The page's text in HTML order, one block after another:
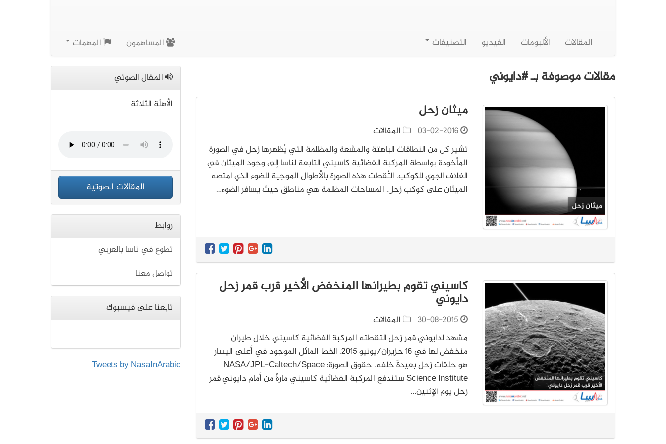
المقالات الألبومات الفيديو التصنيفات المساهمون المهمات
مقالات موصوفة بـ #دايوني
ميثان زحل
03-02-2016
المقالات
تشير كل من النطاقات الباهتة والمشعة والمظلمة التي يُظهرها زحل في الصورة
المأخوذة بواسطة المركبة الفضائية كاسيني التابعة لناسا إلى وجود الميثان في
الغلاف الجوي للكوكب. التُقطت هذه الصورة بالأطوال الموجية للضوء الذي امتصه
الميثان على كوكب زحل. المساحات المظلمة هي مناطق حيث يسافر الضوء…
كاسيني تقوم بطيرانها المنخفض الأخير قرب قمر زحل
دايوني
30-08-2015
المقالات
مشهد لدايوني قمرِ زحل التقطته المركبة الفضائية كاسيني خلال طيران
منخفض لها في 16 حزيران/يونيو 2015. الخط المائل الموجود في أعلى اليسار
هو حلقات زحل بعيدةً خلفه. حقوق الصورة: NASA/JPL-Caltech/Space
Science Institute ستندفع المركبة الفضائية كاسيني مارةً من أمام دايوني قمر
زحل يوم الإثنين…
المقال الصوتي
الأهلّة الثلاثة
المقالات الصوتية
روابط
تطوع في ناسا بالعربي
تواصل معنا
تابعنا على فيسبوك
Tweets by NasaInArabic